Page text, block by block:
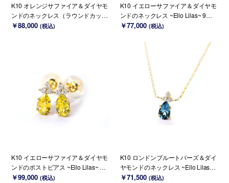
K10 オレンジサファイア＆ダイヤモ
ンドのネックレス（ラウンドカッ
ト）~Ello Lily~ 9月誕生石(K18 変更
￥88,000 (税込)
K10 イエローサファイア＆ダイヤモ
ンドのネックレス ~Ello Lilas~ 9月
誕生石(K18 変更可能)
￥77,000 (税込)
K10 イエローサファイア＆ダイヤモ
ンドのポストピアス ~Ello Lilas~ 9
月誕生石(K18変更可能)
￥99,000 (税込)
K10 ロンドンブルートパーズ＆ダイ
ヤモンドのネックレス ~Ello Lilas~
11月誕生石(K18 変更可能)
￥71,500 (税込)